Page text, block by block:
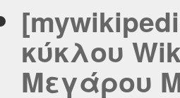
κύκλου
Μεγάρου